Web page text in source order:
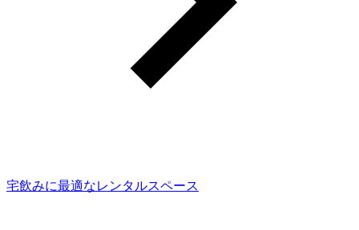
宅飲みに最適なレンタルスペース